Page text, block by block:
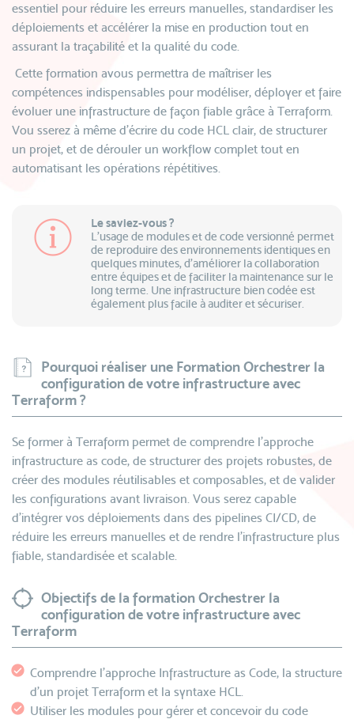
essentiel pour réduire les erreurs manuelles, standardiser les
déploiements et accélérer la mise en production tout en
assurant la traçabilité et la qualité du code.
Cette formation avous permettra de maîtriser les
compétences indispensables pour modéliser, déployer et faire
évoluer une infrastructure de façon fiable grâce à Terraform.
Vou sserez à même d'écrire du code HCL clair, de structurer
un projet, et de dérouler un workflow complet tout en
automatisant les opérations répétitives.
Le saviez-vous ?
L’usage de modules et de code versionné permet
de reproduire des environnements identiques en
quelques minutes, d’améliorer la collaboration
entre équipes et de faciliter la maintenance sur le
long terme. Une infrastructure bien codée est
également plus facile à auditer et sécuriser.
Pourquoi réaliser une Formation Orchestrer la
configuration de votre infrastructure avec
Terraform ?
Se former à Terraform permet de comprendre l’approche
infrastructure as code, de structurer des projets robustes, de
créer des modules réutilisables et composables, et de valider
les configurations avant livraison. Vous serez capable
d’intégrer vos déploiements dans des pipelines CI/CD, de
réduire les erreurs manuelles et de rendre l’infrastructure plus
fiable, standardisée et scalable.
Objectifs de la formation Orchestrer la
configuration de votre infrastructure avec
Terraform
Comprendre l’approche Infrastructure as Code, la structure
d’un projet Terraform et la syntaxe HCL.
Utiliser les modules pour gérer et concevoir du code